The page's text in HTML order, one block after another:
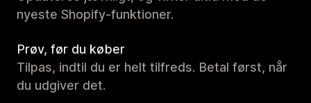
nyeste Shopify-funktioner.
Prøv, før du køber
Tilpas, indtil du er helt tilfreds. Betal først, når
du udgiver det.